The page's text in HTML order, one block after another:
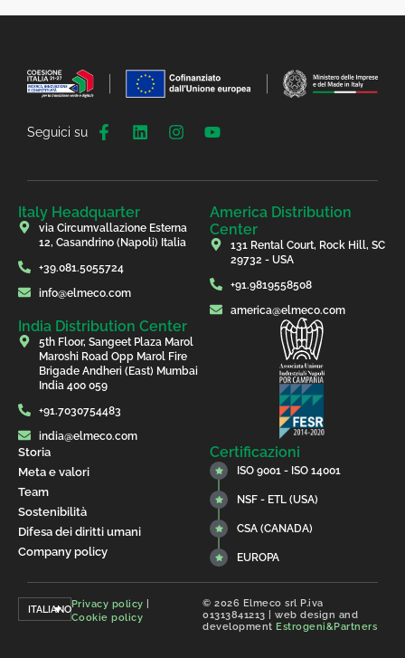
Seguici su
Italy Headquarter
via Circumvallazione Esterna
12, Casandrino (Napoli) Italia
+39.081.5055724
info@elmeco.com
America Distribution
Center
131 Rental Court, Rock Hill, SC
29732 - USA
+91.9819558508
america@elmeco.com
India Distribution Center
5th Floor, Sangeet Plaza Marol
Maroshi Road Opp Marol Fire
Brigade Andheri (East) Mumbai
India 400 059
+91.7030754483
india@elmeco.com
Storia
Meta e valori
Team
Sostenibilità
Difesa dei diritti umani
Company policy
Certificazioni
ISO 9001 - ISO 14001
NSF - ETL (USA)
CSA (CANADA)
EUROPA
ITALIANOPrivacy policy
Cookie policy
© 2026 Elmeco srl P.iva
01313841213 | web design and
development Estrogeni&Partners